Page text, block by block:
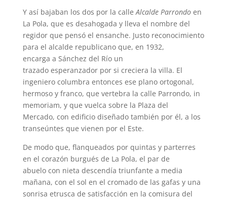
Y así bajaban los dos por la calleAlcalde Parrondoen
La Pola, que es desahogada y lleva el nombre del
regidor que pensó el ensanche. Justo reconocimiento
para el alcalde republicano que, en 1932,
encarga a Sánchez del Río un
trazado esperanzador por si creciera la villa. El
ingeniero columbra entonces ese plano ortogonal,
hermoso y franco, que vertebra la calle Parrondo, in
memoriam, y que vuelca sobre la Plaza del
Mercado, con edificio diseñado también por él, a los
transeúntes que vienen por el Este.
De modo que, flanqueados por quintas y parterres
en el corazón burgués de La Pola, el par de
abuelo con nieta descendía triunfante a media
mañana, con el sol en el cromado de las gafas y una
sonrisa etrusca de satisfacción en la comisura del